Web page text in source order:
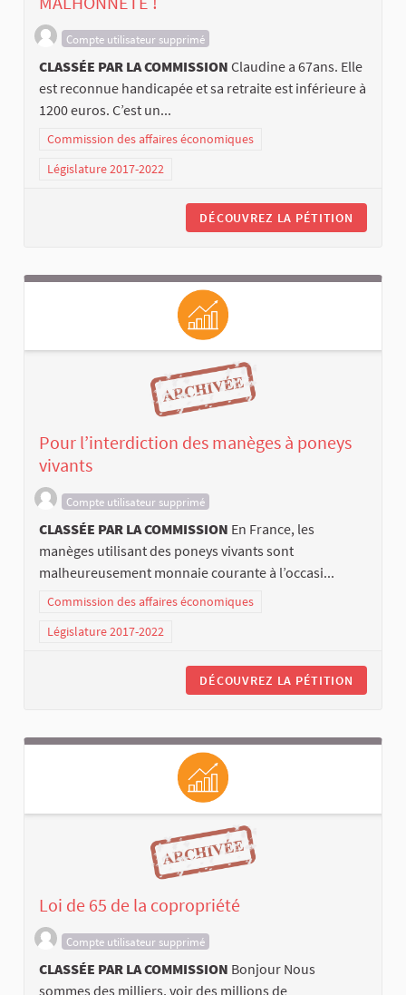
Compte utilisateur supprimé
CLASSÉE PAR LA COMMISSION Claudine a 67ans. Elle
est reconnue handicapée et sa retraite est inférieure à
1200 euros. C’est un...
Commission des affaires économiques
Législature 2017-2022
DÉCOUVREZ LA PÉTITION
Pour l’interdiction des manèges à poneys
vivants
Compte utilisateur supprimé
CLASSÉE PAR LA COMMISSION En France, les
manèges utilisant des poneys vivants sont
malheureusement monnaie courante à l’occasi...
Commission des affaires économiques
Législature 2017-2022
DÉCOUVREZ LA PÉTITION
Loi de 65 de la copropriété
Compte utilisateur supprimé
CLASSÉE PAR LA COMMISSION Bonjour Nous
sommes des milliers, voir des millions de